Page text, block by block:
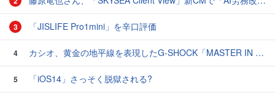
3 「JISLIFE Pro1mini」を辛口評価
4 カシオ、黄金の地平線を表現したG-SHOCK「MASTER IN HORIZON GOLD」3モデル
5
「iOS14」さっそく脱獄される?